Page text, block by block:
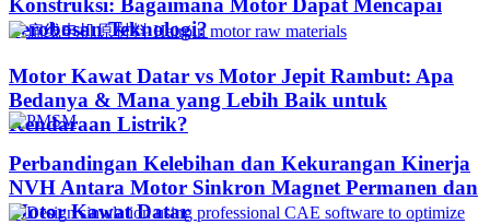
Konstruksi: Bagaimana Motor Dapat Mencapai
Terobosan Teknologi?​
Motor Kawat Datar vs Motor Jepit Rambut: Apa
Bedanya & Mana yang Lebih Baik untuk
Kendaraan Listrik?
Perbandingan Kelebihan dan Kekurangan Kinerja
NVH Antara Motor Sinkron Magnet Permanen dan
Motor Kawat Datar